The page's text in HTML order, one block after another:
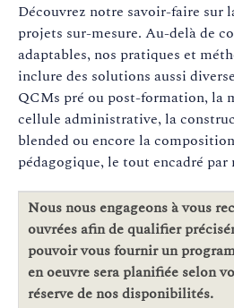
Découvrez notre savoir-faire sur
projets sur-mesure. Au-delà de
adaptables, nos pratiques et
inclure des solutions aussi
QCMs pré ou post-formation, la
cellule administrative, la
blended ou encore la
pédagogique, le tout encadré
Nous nous engageons à vous
ouvrées afin de qualifier
pouvoir vous fournir un
en oeuvre sera planifiée selon
réserve de nos disponibilités.